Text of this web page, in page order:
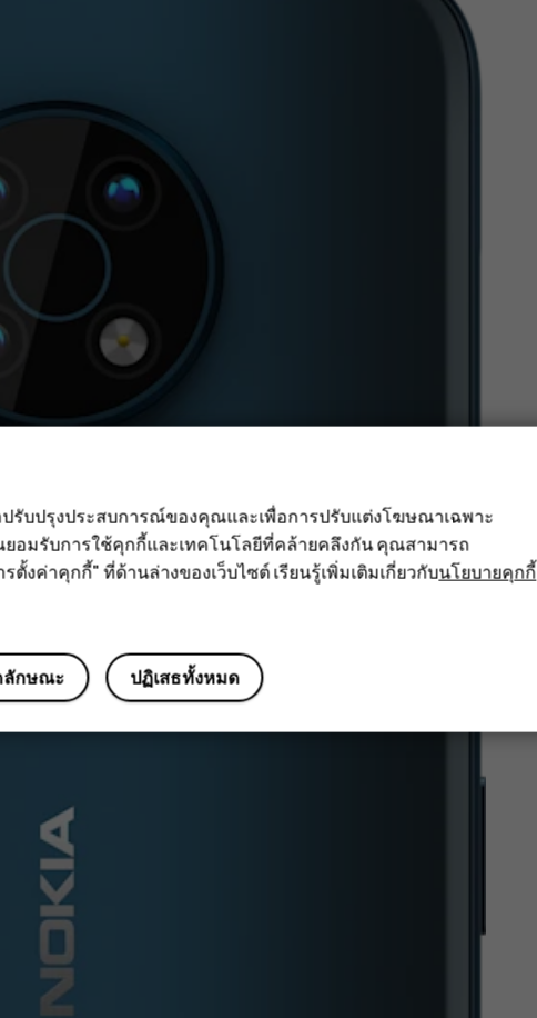
รับปรุงประสบการณ์ของคุณและเพื่อการปรับแต่งโฆษณาเฉพาะ
อมรับการใช้คุกกี้และเทคโนโลยีที่คล้ายคลึงกัน คุณสามารถ
ตั้งค่าคุกกี้" ที่ด้านล่างของเว็บไซต์ เรียนรู้เพิ่มเติมเกี่ยวกับนโยบายคุกกี้
ปฏิเสธทั้งหมด
ลักษณะ